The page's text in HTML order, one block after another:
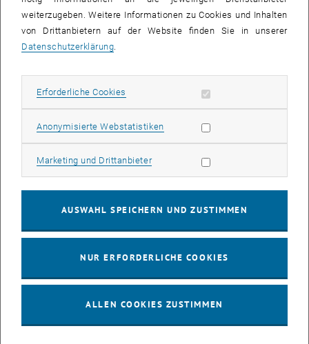
Strömungsmechanik“ und „granularer Physik“ u.a. mit
überraschenden Eigenschaften von Sand. „Es macht Spaß,
Menschen auf die komplexen Mechanismen unserer alltäglichen
Georg Steinhauser vom Atominstitut
hat vielfältige
meiner Vorträge will ich das Publikum überraschen – das dient dem
stattfinden. Der/die GewinnerIn erhält ein Ticket für das
renommierte Cheltenham Science Festival in Großbritannien und
internationalen Bühne vorzustellen.
Eine kurze Vorstellung der jungen ForscherInnen finden Sie unter
<link http: www.britishcouncil.org de austria-projects-famelab-2008-
2008-finalists.htm
weiterzugeben. Weitere Informationen zu Cookies und Inhalten
von Drittanbietern auf der Website finden Sie in unserer
Datenschutzerklärung
Erforderliche Cookies Erforderliche Cookies zulassen
Anonymisierte WebstatistikenStatistik Cookies zulassen
Marketing und DrittanbieterMarketing Cookies zulassen
AUSWAHL SPEICHERN UND ZUSTIMMEN
NUR ERFORDERLICHE COOKIES
ALLEN COOKIES ZUSTIMMEN